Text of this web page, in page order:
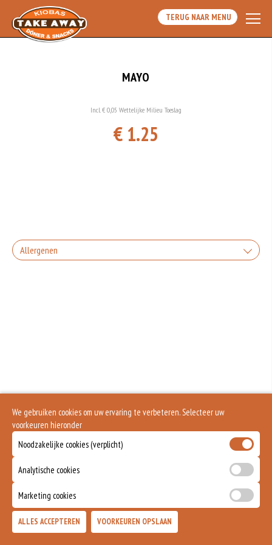
TERUG NAAR MENU
MAYO
Incl. € 0,05 Wettelijke Milieu Toeslag
€ 1.25
Allergenen
We gebruiken cookies om uw ervaring te verbeteren. Selecteer uw
voorkeuren hieronder
Noodzakelijke cookies (verplicht)
Analytische cookies
Marketing cookies
ALLES ACCEPTEREN VOORKEUREN OPSLAAN